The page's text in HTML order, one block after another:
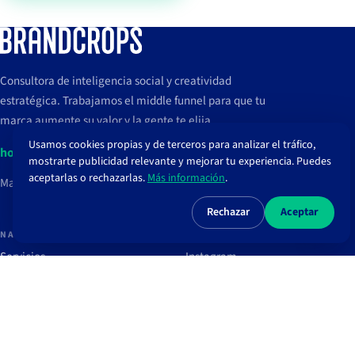
Consultora de inteligencia social y creatividad
estratégica. Trabajamos el middle funnel para que tu
marca aumente su valor y la gente te elija.
hola@brandcrops.com
Madrid, España
NAVEGAR
Servicios
Instagram
Usamos cookies propias y de terceros para analizar el tráfico,
mostrarte publicidad relevante y mejorar tu experiencia. Puedes
aceptarlas o rechazarlas.Más información.
Rechazar Aceptar